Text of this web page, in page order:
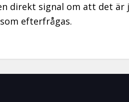
direkt signal om att det är
efterfrågas.